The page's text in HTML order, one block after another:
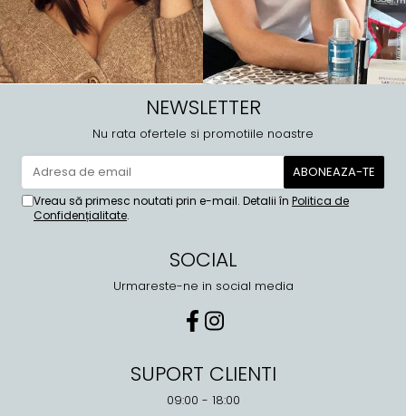
NEWSLETTER
Nu rata ofertele si promotiile noastre
Vreau să primesc noutati prin e-mail. Detalii în Politica de
Confidențialitate.
SOCIAL
Urmareste-ne in social media
SUPORT CLIENTI
09:00 - 18:00